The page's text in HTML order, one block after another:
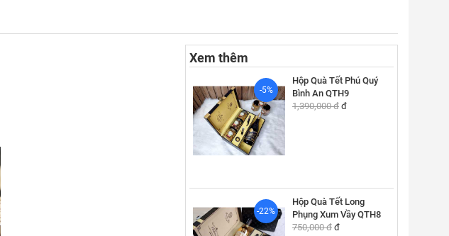
Xem thêm
-5%
Hộp Quà Tết Phú Quý
Bình An QTH9
1,390,000 đ đ
-22%
Hộp Quà Tết Long
Phụng Xum Vầy QTH8
750,000 đ đ